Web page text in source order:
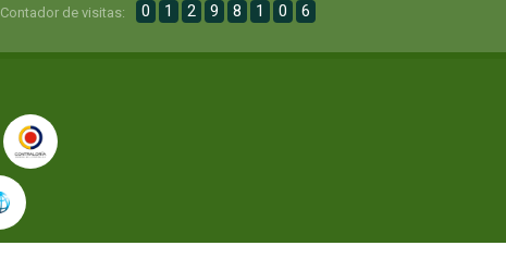
Contador de visitas: 0 1 2 9 8 1 0 6